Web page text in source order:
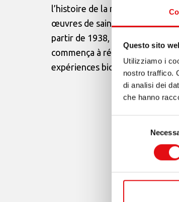
Questo sito
Utilizziamo i
nostro traffico.
di analisi dei
che hanno
l’histoire de la mystique et la
œuvres de sainte Thérèse de
partir de 1938, combattit les
commença à rédiger une
expériences biochimiques », il